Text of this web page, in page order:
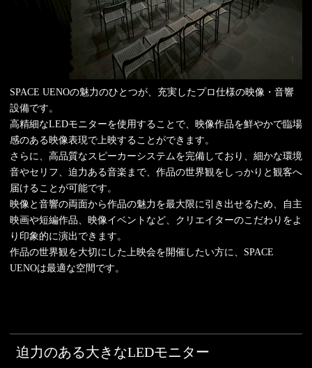
SPACE UENOの魅力のひとつが、充実したプロ仕様の映像・音響
設備です。
高精細なLEDモニターを使用することで、映像作品を鮮やかで臨場
感のある映像表現で上映することができます。
さらに、高品質なスピーカーシステムを完備しており、細かな環境
音やセリフ、迫力ある音楽まで、作品の世界観をしっかりと観客へ
届けることが可能です。
映像と音響の両面から作品の魅力を最大限に引き出せるため、自主
映画や短編作品、映像イベントなど、クリエイターのこだわりをよ
り印象的に演出できます。
作品の世界観を大切にした上映会を開催したい方に、SPACE
UENOは最適な空間です。
迫力のある大きなLEDモニター